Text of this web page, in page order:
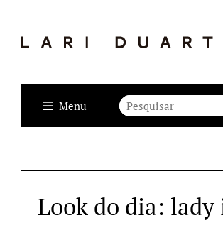
Menu
Look do dia: lady